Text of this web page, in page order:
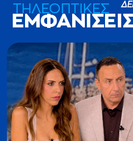
ΤΗΛΕΟΠΤΙΚΕΣ